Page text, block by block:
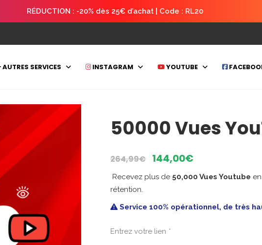
RÉDUCTION : -20% dès 25€ d’achat | Code : RL20
AUTRES SERVICES INSTAGRAM YOUTUBE
50000 Vues
264,99€
Le
prix
initial
264,99€.
144,00€
prix
actuel
144,00€.
Recevez plus de 50,000 Vues Youtube
rétention.
Service 100% opérationnel, de très
Entrez votre lien *